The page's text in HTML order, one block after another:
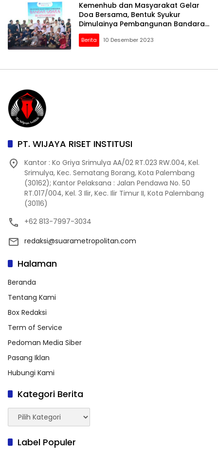
Kemenhub dan Masyarakat Gelar
Doa Bersama, Bentuk Syukur
Dimulainya Pembangunan Bandara
IKN
Berita 10 Desember 2023
PT. WIJAYA RISET INSTITUSI
Kantor : Ko Griya Srimulya AA/02 RT.023 RW.004, Kel.
Srimulya, Kec. Sematang Borang, Kota Palembang
(30162); Kantor Pelaksana : Jalan Pendawa No. 50
RT.017/004, Kel. 3 Ilir, Kec. Ilir Timur II, Kota Palembang
(30116)
+62 813-7997-3034
redaksi@suarametropolitan.com
Halaman
Beranda
Tentang Kami
Box Redaksi
Term of Service
Pedoman Media Siber
Pasang Iklan
Hubungi Kami
Kategori Berita
Kategori
Berita
Label Populer